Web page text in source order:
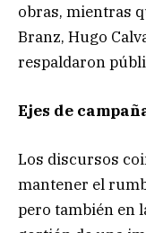
obras, mientras
Branz, Hugo
respaldaron
Ejes de
Los discursos
mantener el
pero también en